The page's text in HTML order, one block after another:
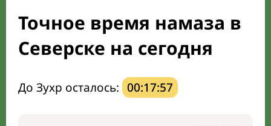
Направление киблы
Точное время намаза в
Северске на сегодня
До Зухр осталось: 00:17:56